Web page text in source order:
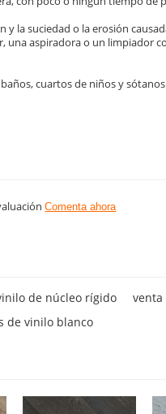
y la suciedad o la erosión
una aspiradora o un limpiador
cuartos de niños y
Comenta ahora
de núcleo rígido
venta
de vinilo blanco